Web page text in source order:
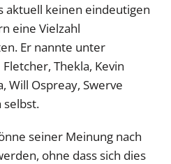
aktuell keinen eindeutigen
eine Vielzahl
Er nannte unter
Thekla, Kevin
Will Ospreay, Swerve
selbst.
seiner Meinung nach
ohne dass sich dies